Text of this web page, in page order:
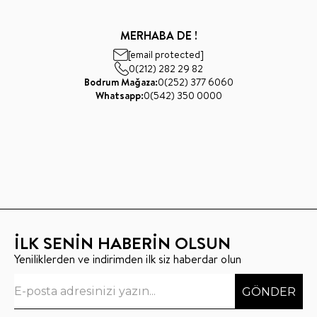
MERHABA DE !
[email protected]
0(212) 282 29 82
Bodrum Mağaza:0(252) 377 6060
Whatsapp:0(542) 350 0000
İLK SENİN HABERİN OLSUN
Yeniliklerden ve indirimden ilk siz haberdar olun
GÖNDER